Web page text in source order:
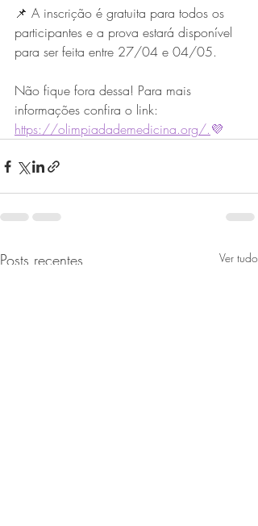
📌 A inscrição é gratuita para todos os
participantes e a prova estará disponível
para ser feita entre 27/04 e 04/05.
Não fique fora dessa! Para mais
informações confira o link:
https://olimpiadademedicina.org/.💜
Posts recentes Ver tudo